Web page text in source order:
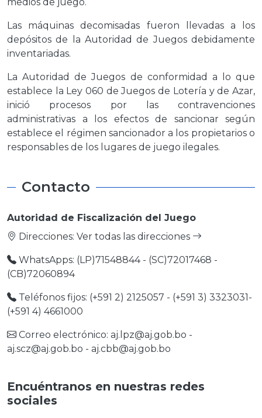
Las máquinas decomisadas fueron llevadas a los
depósitos de la Autoridad de Juegos debidamente
inventariadas.
La Autoridad de Juegos de conformidad a lo que
establece la Ley 060 de Juegos de Lotería y de Azar,
inició procesos por las contravenciones
administrativas a los efectos de sancionar según
establece el régimen sancionador a los propietarios o
responsables de los lugares de juego ilegales.
Contacto
Autoridad de Fiscalización del Juego
Direcciones: Ver todas las direcciones
WhatsApps: (LP)71548844 - (SC)72017468 -
(CB)72060894
Teléfonos fijos: (+591 2) 2125057 - (+591 3) 3323031-
(+591 4) 4661000
Correo electrónico: aj.lpz@aj.gob.bo -
aj.scz@aj.gob.bo - aj.cbb@aj.gob.bo
Encuéntranos en nuestras redes
sociales